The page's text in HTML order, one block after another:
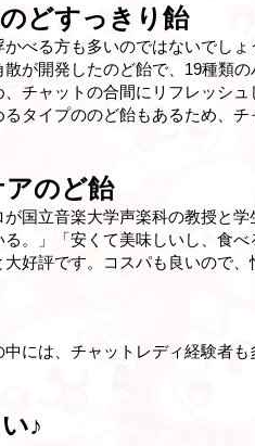
どすっきり飴
べる方も多いのではないでしょ
が開発したのど飴で、19種類
チャットの合間にリフレッシ
タイプののど飴もあるため、
のど飴
国立音楽大学声楽科の教授と
。」「安くて美味しいし、食
好評です。コスパも良いので
には、チャットレディ経験者
♪